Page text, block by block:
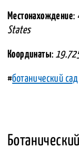
Местонахождение:
States
Координаты:
#ботанический сад